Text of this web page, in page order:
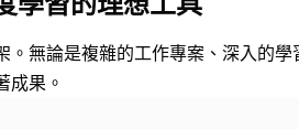
無論是複雜的工作專案、深入的學
成果。